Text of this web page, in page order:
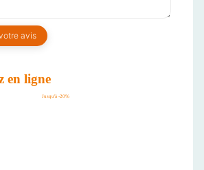
en ligne
Jusqu'à -20%